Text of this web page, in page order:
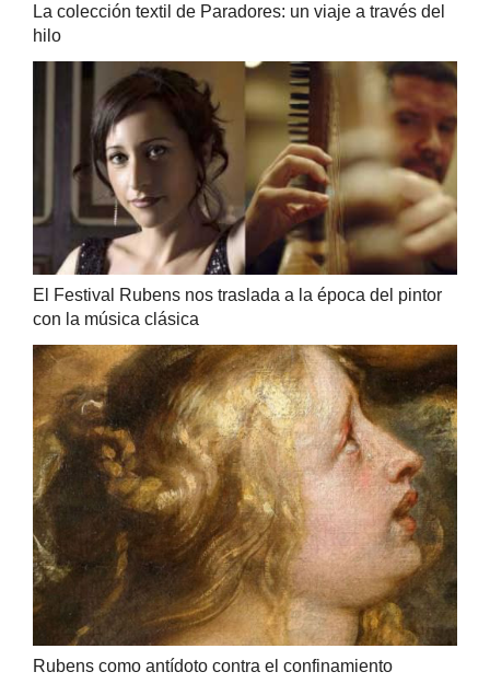
La colección textil de Paradores: un viaje a través del
hilo
El Festival Rubens nos traslada a la época del pintor
con la música clásica
Rubens como antídoto contra el confinamiento